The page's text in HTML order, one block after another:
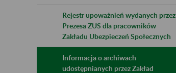
Rejestr upoważnień wydanych przez
Prezesa ZUS dla pracowników
Zakładu Ubezpieczeń Społecznych
Informacja o archiwach
udostępnianych przez Zakład